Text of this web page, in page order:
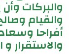
والبركات
والقيام
أفراحا
والاستقرار